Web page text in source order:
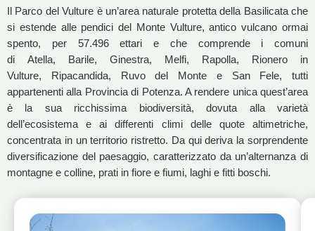
Il Parco del Vulture è un’area naturale protetta della Basilicata che
si estende alle pendici del Monte Vulture, antico vulcano ormai
spento, per 57.496 ettari e che comprende i comuni
di Atella, Barile, Ginestra, Melfi, Rapolla, Rionero in
Vulture, Ripacandida, Ruvo del Monte e San Fele, tutti
appartenenti alla Provincia di Potenza. A rendere unica quest’area
è la sua ricchissima biodiversità, dovuta alla varietà
dell’ecosistema e ai differenti climi delle quote altimetriche,
concentrata in un territorio ristretto. Da qui deriva la sorprendente
diversificazione del paesaggio, caratterizzato da un’alternanza di
montagne e colline, prati in fiore e fiumi, laghi e fitti boschi.